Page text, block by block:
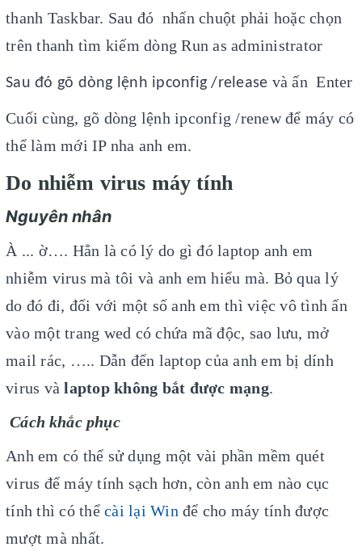
thanh Taskbar. Sau đó nhấn chuột phải hoặc chọn
trên thanh tìm kiếm dòngRun as administrator
Sau đó gõ dòng lệnh ipconfig /release và ấnEnter
Cuối cùng, gõ dòng lệnh ipconfig /renewđể máy có
thể làm mới IP nha anh em.
Do nhiễm virus máy tính
Nguyên nhân
À ... ờ…. Hẳn là có lý do gì đó laptop anh em
nhiễm virus mà tôi và anh em hiểu mà. Bỏ qua lý
do đó đi, đối với một số anh em thì việc vô tình ấn
vào một trang wed có chứa mã độc, sao lưu, mở
mail rác, ….. Dẫn đến laptop của anh em bị dính
virus vàlaptop không bắt được mạng.
Cách khắc phục
Anh em có thể sử dụng một vài phần mềm quét
virus để máy tính sạch hơn, còn anh em nào cục
tính thì có thể cài lại Win để cho máy tính được
mượt mà nhất.